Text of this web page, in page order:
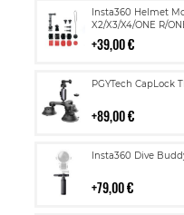
Insta360 Helmet
X2/X3/X4/ONE R/
39,00 €
Lisää
ostoskoriin
PGYTech CapLock
89,00 €
Lisää
Insta360 Dive
79,00 €
Lisää